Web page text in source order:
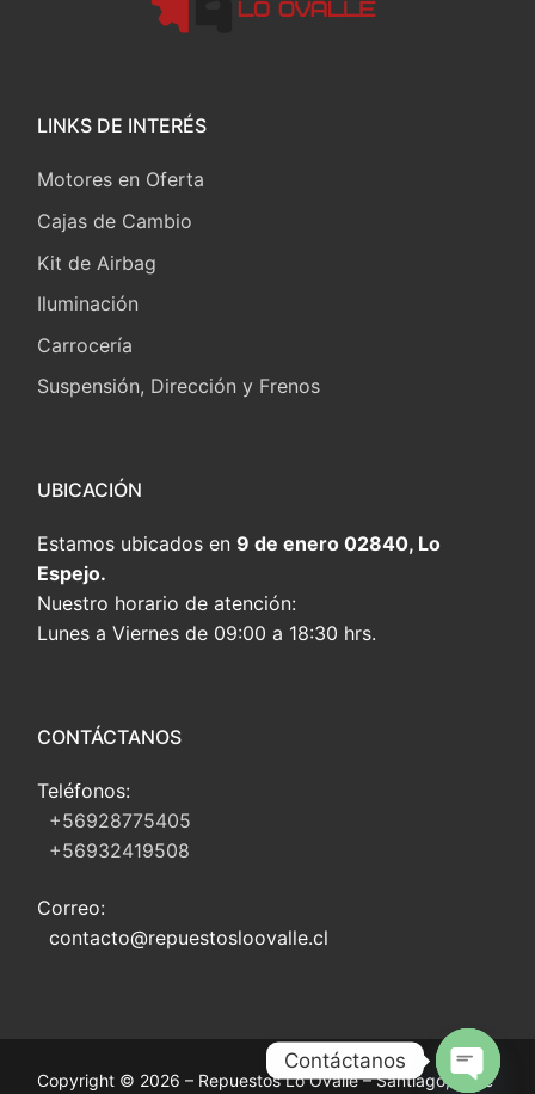
LINKS DE INTERÉS
Motores en Oferta
Cajas de Cambio
Kit de Airbag
Iluminación
Carrocería
Suspensión, Dirección y Frenos
UBICACIÓN
Estamos ubicados en 9 de enero 02840, Lo
Espejo.
Nuestro horario de atención:
Lunes a Viernes de 09:00 a 18:30 hrs.
CONTÁCTANOS
Teléfonos:
+56928775405
+56932419508
Correo:
contacto@repuestosloovalle.cl
Copyright © 2026 – Repuestos Lo Ovalle – Santiago, Chile
Contáctanos